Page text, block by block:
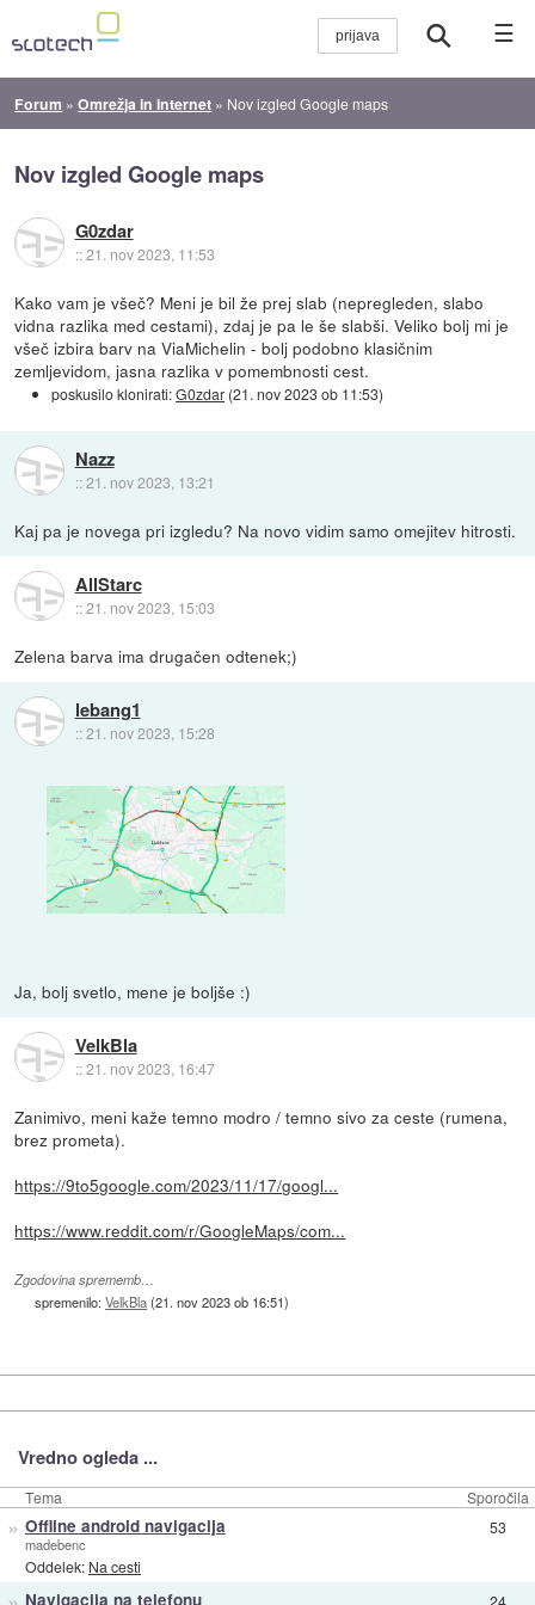
☰
Forum »Omrežja in internet » Nov izgled Google maps
Nov izgled Google maps
G0zdar
::21. nov 2023, 11:53
Kako vam je všeč? Meni je bil že prej slab (nepregleden, slabo
vidna razlika med cestami), zdaj je pa le še slabši. Veliko bolj mi je
všeč izbira barv na ViaMichelin - bolj podobno klasičnim
zemljevidom, jasna razlika v pomembnosti cest.
poskusilo klonirati:G0zdar (21. nov 2023 ob 11:53)
Nazz
::21. nov 2023, 13:21
Kaj pa je novega pri izgledu? Na novo vidim samo omejitev hitrosti.
AllStarc
::21. nov 2023, 15:03
Zelena barva ima drugačen odtenek;)
lebang1
::21. nov 2023, 15:28
Ja, bolj svetlo, mene je boljše :)
VelkBla
::21. nov 2023, 16:47
Zanimivo, meni kaže temno modro / temno sivo za ceste (rumena,
brez prometa).
https://9to5google.com/2023/11/17/googl...
https://www.reddit.com/r/GoogleMaps/com...
Zgodovina sprememb…
spremenilo:VelkBla(21. nov 2023 ob 16:51)
Vredno ogleda ...
Tema Sporočila
» Offline android navigacija
madebenc
Oddelek: Na cesti
53
Navigacija na telefonu 24